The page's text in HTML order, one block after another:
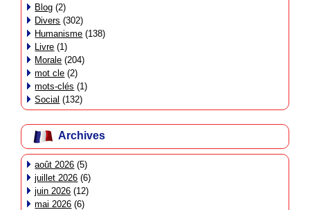
Blog (2)
Divers (302)
Humanisme (138)
Livre (1)
Morale (204)
mot cle (2)
mots-clés (1)
Social (132)
Archives
août 2026 (5)
juillet 2026 (6)
juin 2026 (12)
mai 2026 (6)